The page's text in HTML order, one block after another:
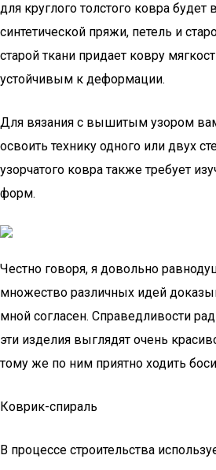
для круглого толстого ковра будет
синтетической пряжи, петель и
старой ткани придает ковру
устойчивым к деформации.
Для вязания с вышитым узором
освоить технику одного или двух
узорчатого ковра также требует
форм.
Честно говоря, я довольно
множество различных идей
мной согласен. Справедливости
эти изделия выглядят очень
тому же по ним приятно ходить
Коврик-спираль
В процессе строительства